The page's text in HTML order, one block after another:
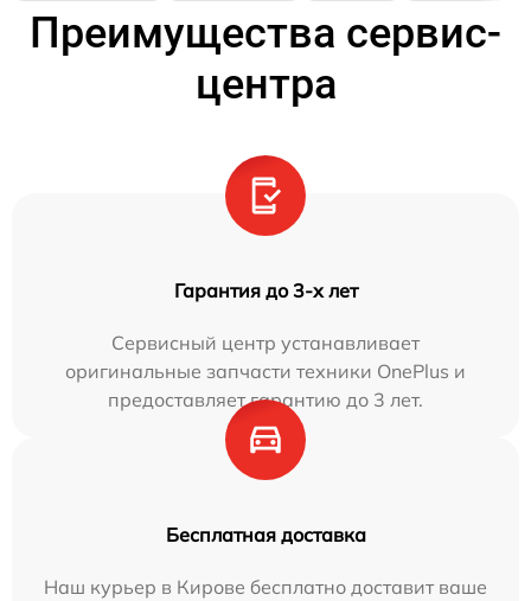
Преимущества сервис-
центра
Гарантия до 3-х лет
Сервисный центр устанавливает
оригинальные запчасти техники OnePlus и
предоставляет гарантию до 3 лет.
Бесплатная доставка
Наш курьер в Кирове бесплатно доставит ваше